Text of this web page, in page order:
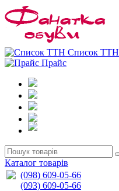
Список ТТН
Прайс
Каталог товарів
(098) 609-05-66
(093) 609-05-66